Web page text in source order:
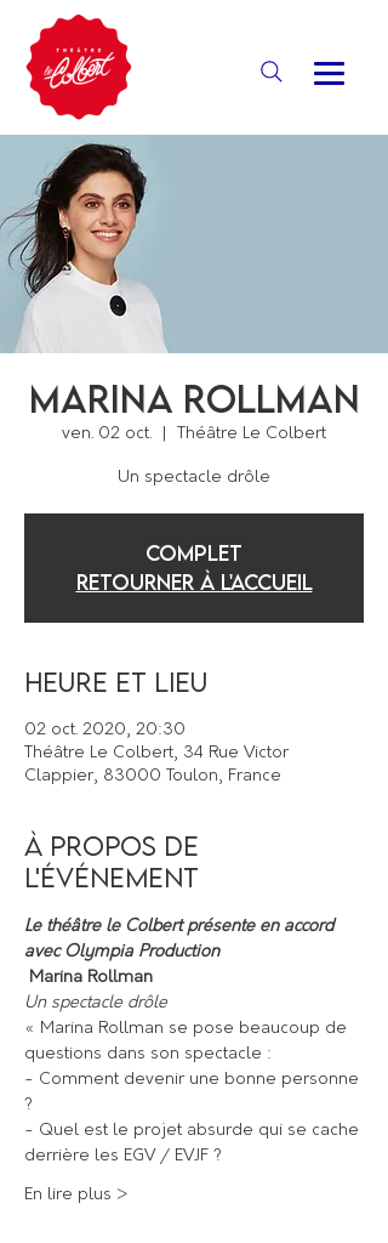
Marina Rollman
ven. 02 oct.
  |
Théâtre Le Colbert
Un spectacle drôle
COMPLET
Retourner à l'accueil
Heure et lieu
02 oct. 2020, 20:30
Théâtre Le Colbert, 34 Rue Victor
Clappier, 83000 Toulon, France
À propos de
l'événement
Le théâtre le Colbert présente en accord
avec Olympia Production
Marina Rollman
Un spectacle drôle
« Marina Rollman se pose beaucoup de
questions dans son spectacle :
- Comment devenir une bonne personne
?
- Quel est le projet absurde qui se cache
derrière les EGV / EVJF ?
En lire plus >